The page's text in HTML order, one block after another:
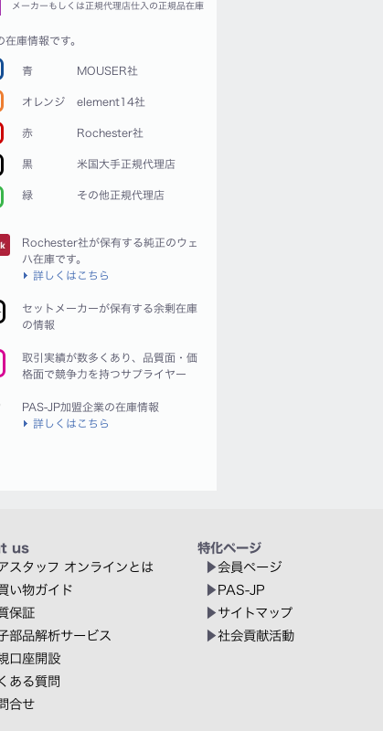
メーカーもしくは正規代理店仕入の正規品在庫
在庫情報です。
青 MOUSER社
オレンジ element14社
赤 Rochester社
黒 米国大手正規代理店
緑 その他正規代理店
Rochester社が保有する純正のウェ
ハ在庫です。
詳しくはこちら
セットメーカーが保有する余剰在庫
の情報
取引実績が数多くあり、品質面・価
格面で競争力を持つサプライヤー
PAS-JP加盟企業の在庫情報
詳しくはこちら
us
スタッフ オンラインとは
い物ガイド
保証
部品解析サービス
口座開設
ある質問
合せ
特化ページ
会員ページ
PAS-JP
サイトマップ
社会貢献活動